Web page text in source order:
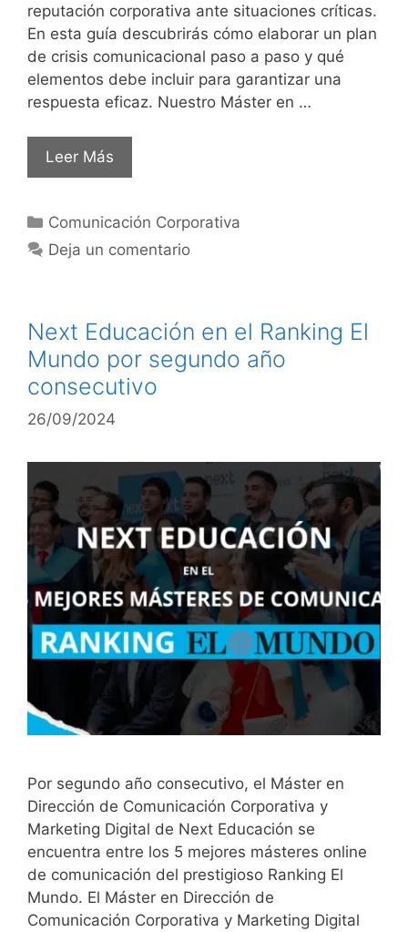
reputación corporativa ante situaciones críticas.
En esta guía descubrirás cómo elaborar un plan
de crisis comunicacional paso a paso y qué
elementos debe incluir para garantizar una
respuesta eficaz. Nuestro Máster en …
Leer Más
Comunicación Corporativa
Deja un comentario
Next Educación en el Ranking El
Mundo por segundo año
consecutivo
26/09/2024
Por segundo año consecutivo, el Máster en
Dirección de Comunicación Corporativa y
Marketing Digital de Next Educación se
encuentra entre los 5 mejores másteres online
de comunicación del prestigioso Ranking El
Mundo. El Máster en Dirección de
Comunicación Corporativa y Marketing Digital